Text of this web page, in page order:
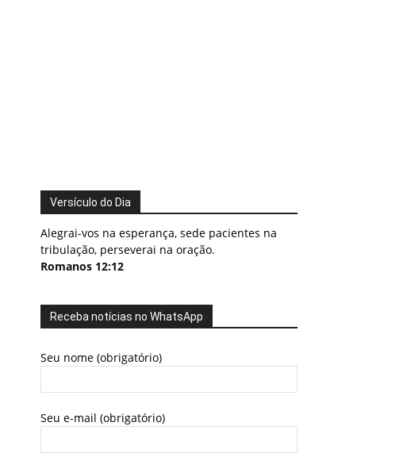
Versículo do Dia
Alegrai-vos na esperança, sede pacientes na
tribulação, perseverai na oração.
Romanos 12:12
Receba notícias no WhatsApp
Seu nome (obrigatório)
Seu e-mail (obrigatório)